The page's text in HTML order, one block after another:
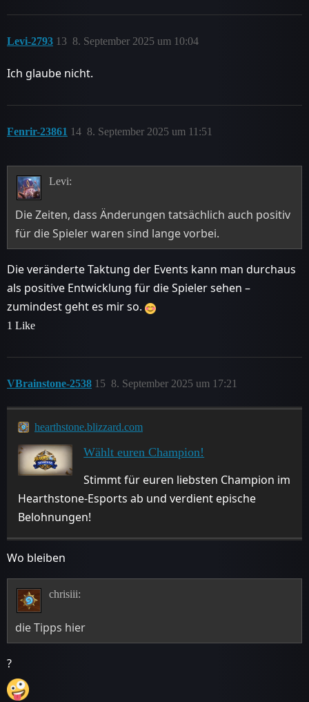
Levi-2793 8. September 2025 um 10:04
13
Ich glaube nicht.
Fenrir-23861 8. September 2025 um 11:51
14
Levi:
Die Zeiten, dass Änderungen tatsächlich auch positiv
für die Spieler waren sind lange vorbei.
Die veränderte Taktung der Events kann man durchaus
als positive Entwicklung für die Spieler sehen –
zumindest geht es mir so.
1 Like
VBrainstone-2538 8. September 2025 um 17:21
15
hearthstone.blizzard.com
Wählt euren Champion!
Stimmt für euren liebsten Champion im
Hearthstone-Esports ab und verdient epische
Belohnungen!
Wo bleiben
chrisiii:
die Tipps hier
?